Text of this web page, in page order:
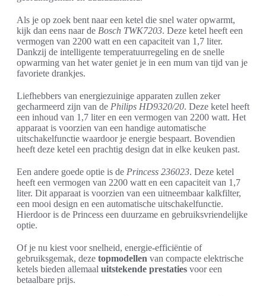
Als je op zoek bent naar een ketel die snel water opwarmt,
kijk dan eens naar de Bosch TWK7203. Deze ketel heeft een
vermogen van 2200 watt en een capaciteit van 1,7 liter.
Dankzij de intelligente temperatuurregeling en de snelle
opwarming van het water geniet je in een mum van tijd van je
favoriete drankjes.
Liefhebbers van energiezuinige apparaten zullen zeker
gecharmeerd zijn van de Philips HD9320/20. Deze ketel heeft
een inhoud van 1,7 liter en een vermogen van 2200 watt. Het
apparaat is voorzien van een handige automatische
uitschakelfunctie waardoor je energie bespaart. Bovendien
heeft deze ketel een prachtig design dat in elke keuken past.
Een andere goede optie is de Princess 236023. Deze ketel
heeft een vermogen van 2200 watt en een capaciteit van 1,7
liter. Dit apparaat is voorzien van een uitneembaar kalkfilter,
een mooi design en een automatische uitschakelfunctie.
Hierdoor is de Princess een duurzame en gebruiksvriendelijke
optie.
Of je nu kiest voor snelheid, energie-efficiëntie of
gebruiksgemak, deze topmodellen van compacte elektrische
ketels bieden allemaal uitstekende prestaties voor een
betaalbare prijs.